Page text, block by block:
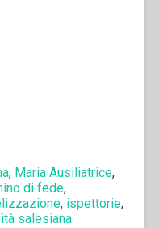
, Maria Ausiliatrice,
di fede,
, ispettorie,
salesiana